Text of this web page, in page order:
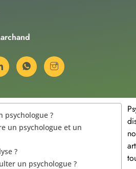
psychologue ?
un psychologue et un
?
un psychologue ?